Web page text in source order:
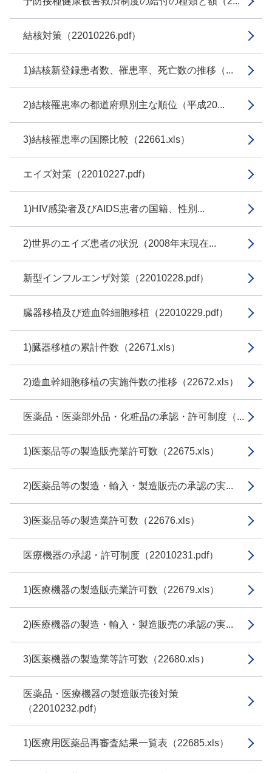
結核対策（22010226.pdf）
1)結核新登録患者数、罹患率、死亡数の推移（...
2)結核罹患率の都道府県別主な順位（平成20...
3)結核罹患率の国際比較（22661.xls）
エイズ対策（22010227.pdf）
1)HIV感染者及びAIDS患者の国籍、性別...
2)世界のエイズ患者の状況（2008年末現在...
新型インフルエンザ対策（22010228.pdf）
臓器移植及び造血幹細胞移植（22010229.pdf）
1)臓器移植の累計件数（22671.xls）
2)造血幹細胞移植の実施件数の推移（22672.xls）
医薬品・医薬部外品・化粧品の承認・許可制度（...
1)医薬品等の製造販売業許可数（22675.xls）
2)医薬品等の製造・輸入・製造販売の承認の実...
3)医薬品等の製造業許可数（22676.xls）
医療機器の承認・許可制度（22010231.pdf）
1)医療機器の製造販売業許可数（22679.xls）
2)医療機器の製造・輸入・製造販売の承認の実...
3)医薬機器の製造業等許可数（22680.xls）
医薬品・医療機器の製造販売後対策
（22010232.pdf）
1)医療用医薬品再審査結果一覧表（22685.xls）